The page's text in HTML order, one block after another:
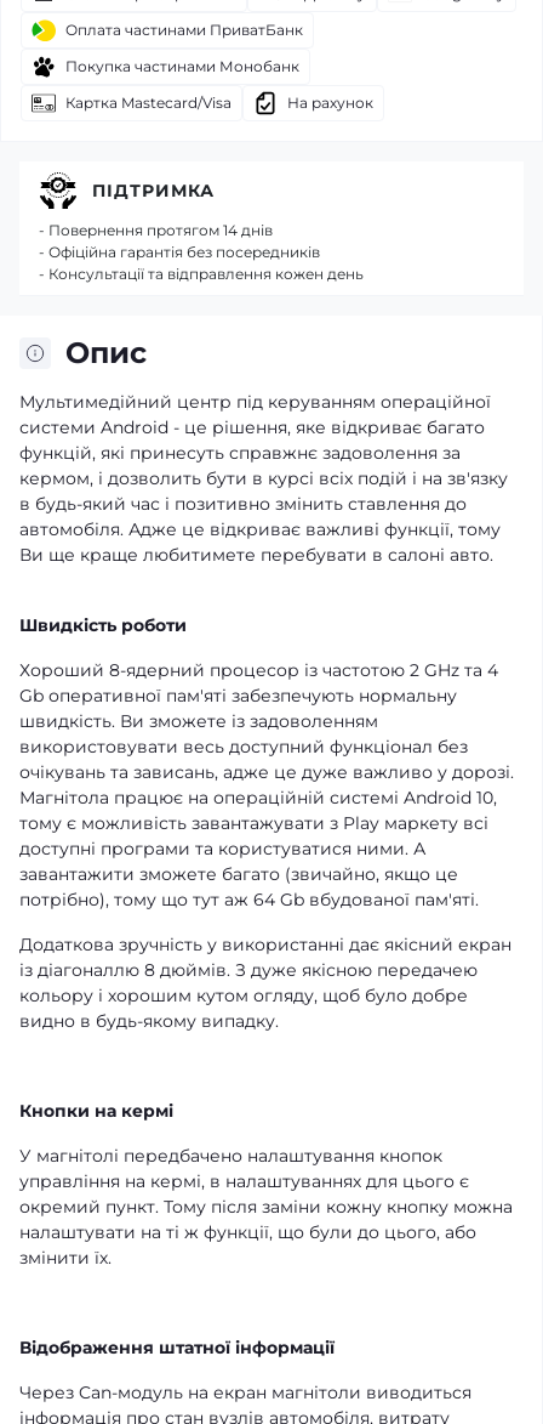
Оплата частинами ПриватБанк
Покупка частинами Монобанк
Картка Mastecard/Visa
На рахунок
Опис
Мультимедійний центр під керуванням операційної
системи Android - це рішення, яке відкриває багато
функцій, які принесуть справжнє задоволення за
кермом, і дозволить бути в курсі всіх подій і на зв'язку
в будь-який час і позитивно змінить ставлення до
автомобіля. Адже це відкриває важливі функції, тому
Ви ще краще любитимете перебувати в салоні авто.
Швидкість роботи
Хороший 8-ядерний процесор із частотою 2 GHz та 4
Gb оперативної пам'яті забезпечують нормальну
швидкість. Ви зможете із задоволенням
використовувати весь доступний функціонал без
очікувань та зависань, адже це дуже важливо у дорозі.
Магнітола працює на операційній системі Android 10,
тому є можливість завантажувати з Play маркету всі
доступні програми та користуватися ними. А
завантажити зможете багато (звичайно, якщо це
потрібно), тому що тут аж 64 Gb вбудованої пам'яті.
Додаткова зручність у використанні дає якісний екран
із діагоналлю 8 дюймів. З дуже якісною передачею
кольору і хорошим кутом огляду, щоб було добре
видно в будь-якому випадку.
Кнопки на кермі
У магнітолі передбачено налаштування кнопок
управління на кермі, в налаштуваннях для цього є
окремий пункт. Тому після заміни кожну кнопку можна
налаштувати на ті ж функції, що були до цього, або
змінити їх.
Відображення штатної інформації
Через Can-модуль на екран магнітоли виводиться
інформація про стан вузлів автомобіля, витрату
ПІДТРИМКА
- Повернення протягом 14 днів
- Офіційна гарантія без посередників
- Консультації та відправлення кожен день